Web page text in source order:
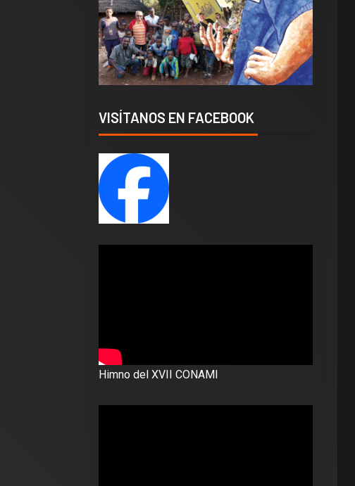
VISÍTANOS EN FACEBOOK
Himno del XVII CONAMI